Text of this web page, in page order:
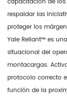
respaldar las
proteger los
Yale Reliant™ es
situacional del
montacargas.
protocolo correcto
función de la